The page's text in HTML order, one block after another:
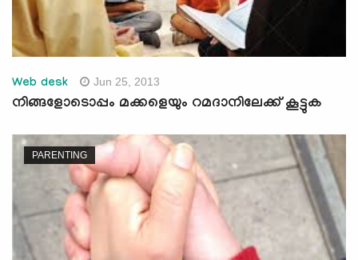
Web desk Jun 25, 2013
നിങ്ങളോടൊപ്പം മക്കളെയും റമദാനിലേക്ക് കൂട്ടുക
PARENTING